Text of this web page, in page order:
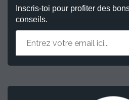
Inscris-toi pour profiter des
conseils.